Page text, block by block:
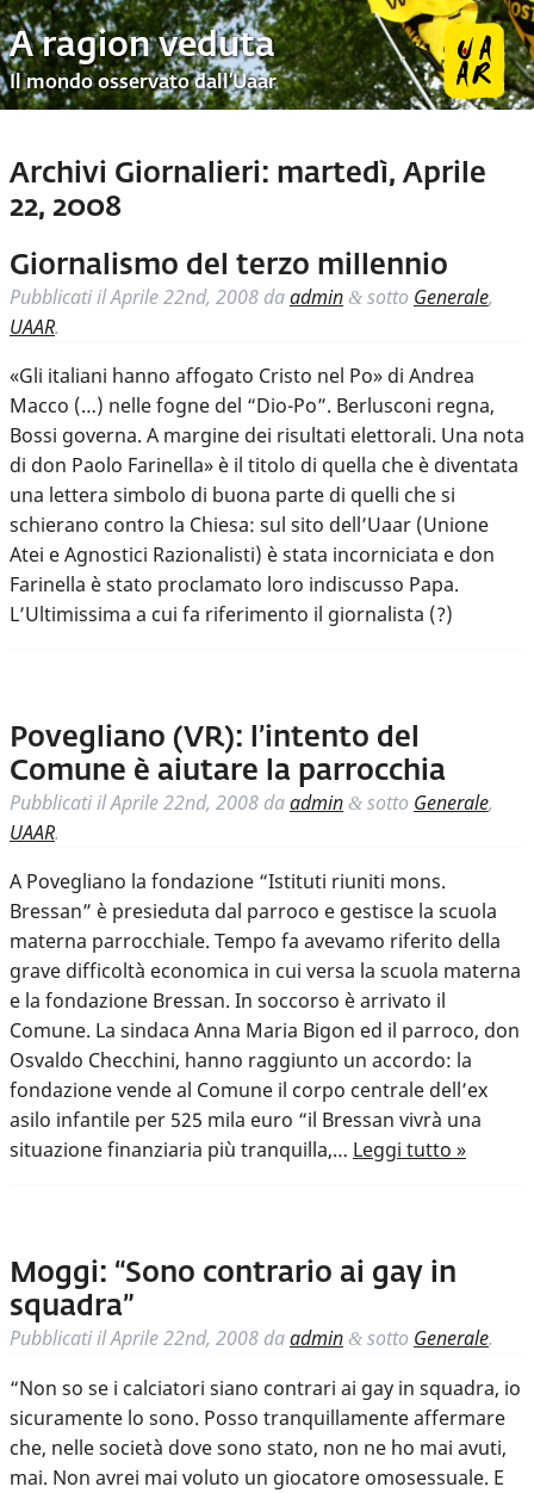
A ragion veduta
Il mondo osservato dall’Uaar
Archivi Giornalieri: martedì, Aprile
22, 2008
Giornalismo del terzo millennio
Pubblicati ilAprile 22nd, 2008 daadmin & sotto Generale,
UAAR.
«Gli italiani hanno affogato Cristo nel Po» di Andrea
Macco (…) nelle fogne del “Dio-Po”. Berlusconi regna,
Bossi governa. A margine dei risultati elettorali. Una nota
di don Paolo Farinella» è il titolo di quella che è diventata
una lettera simbolo di buona parte di quelli che si
schierano contro la Chiesa: sul sito dell’Uaar (Unione
Atei e Agnostici Razionalisti) è stata incorniciata e don
Farinella è stato proclamato loro indiscusso Papa.
L’Ultimissima a cui fa riferimento il giornalista (?)
Povegliano (VR): l’intento del
Comune è aiutare la parrocchia
Pubblicati ilAprile 22nd, 2008 daadmin & sotto Generale,
UAAR.
A Povegliano la fondazione “Istituti riuniti mons.
Bressan” è presieduta dal parroco e gestisce la scuola
materna parrocchiale. Tempo fa avevamo riferito della
grave difficoltà economica in cui versa la scuola materna
e la fondazione Bressan. In soccorso è arrivato il
Comune. La sindaca Anna Maria Bigon ed il parroco, don
Osvaldo Checchini, hanno raggiunto un accordo: la
fondazione vende al Comune il corpo centrale dell’ex
asilo infantile per 525 mila euro “il Bressan vivrà una
situazione finanziaria più tranquilla,… Leggi tutto »
Moggi: “Sono contrario ai gay in
squadra”
Pubblicati ilAprile 22nd, 2008 daadmin & sotto Generale.
“Non so se i calciatori siano contrari ai gay in squadra, io
sicuramente lo sono. Posso tranquillamente affermare
che, nelle società dove sono stato, non ne ho mai avuti,
mai. Non avrei mai voluto un giocatore omosessuale. E